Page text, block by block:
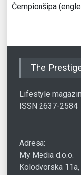
Čempionšipa
The
Lifestyle
ISSN 2637-2584
Adresa:
My Media d.o.o.
Kolodvorska 11a,